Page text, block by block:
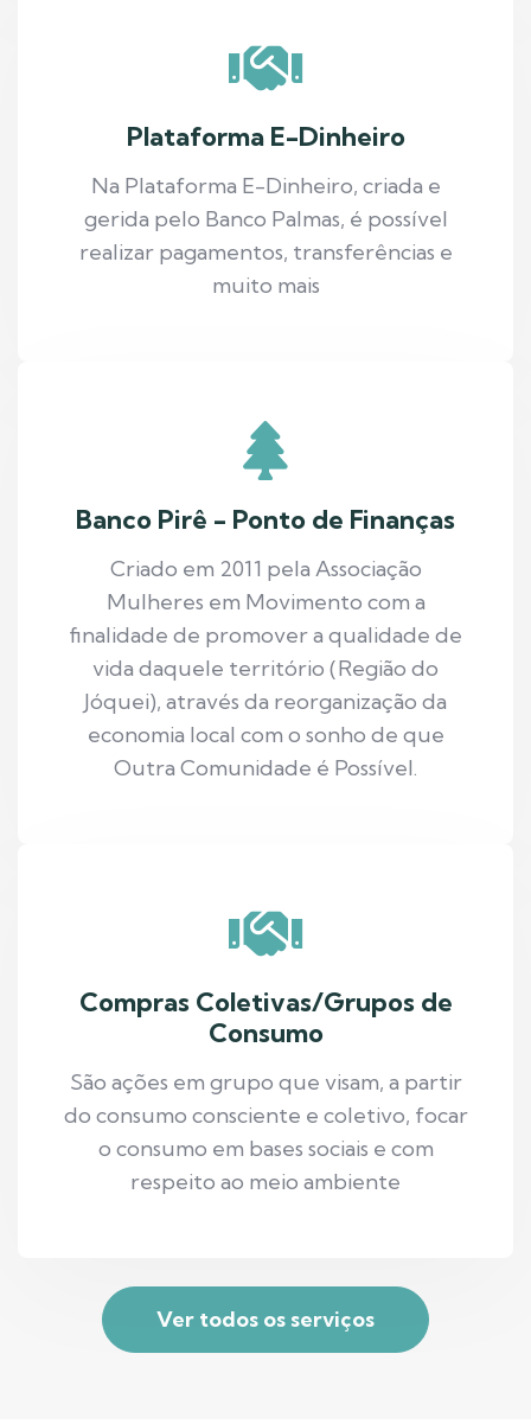
Plataforma E-Dinheiro
Na Plataforma E-Dinheiro, criada e
gerida pelo Banco Palmas, é possível
realizar pagamentos, transferências e
muito mais
Banco Pirê - Ponto de Finanças
Criado em 2011 pela Associação
Mulheres em Movimento com a
finalidade de promover a qualidade de
vida daquele território (Região do
Jóquei), através da reorganização da
economia local com o sonho de que
Outra Comunidade é Possível.
Compras Coletivas/Grupos de
Consumo
São ações em grupo que visam, a partir
do consumo consciente e coletivo, focar
o consumo em bases sociais e com
respeito ao meio ambiente
Ver todos os serviços